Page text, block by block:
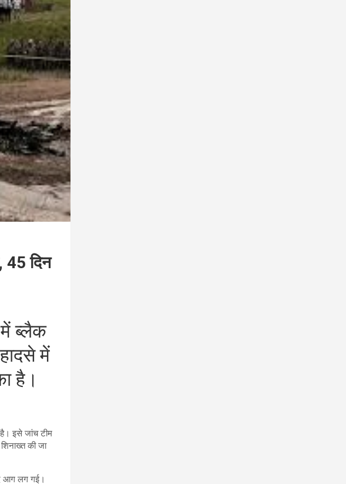
45 दिन
में ब्लैक
में
है।
है। इसे जांच टीम
की जा
आग लग गई।